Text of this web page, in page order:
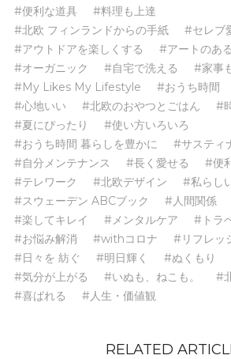
#便利な道具
#料理も上達
#北欧 フィンランドからの手紙
#セレブ
#アウトドアを楽しくする
#アートのあ
#オーガニック
#自宅で洗える
#家事
#My Likes My Lifestyle
#おうち時間
#心地いい
#北欧のおやつとごはん
#
#夏にぴったり
#使い方いろいろ
#おうち時間 暮らしを豊かに
#サスティ
#自分メンテナンス
#長く愛せる
#便
#テレワーク
#北欧デザイン
#私らし
#スウェーデン ABCブック
#人間関係
#楽してキレイ
#メンタルケア
#トラ
#お悩み解消
#withコロナ #リフレッ
#日々を 紡ぐ
#明日輝く #ぬくもり
#気分が上がる
#いぬも、ねこも。
#
#喜ばれる
#人生・価値観
RELATED